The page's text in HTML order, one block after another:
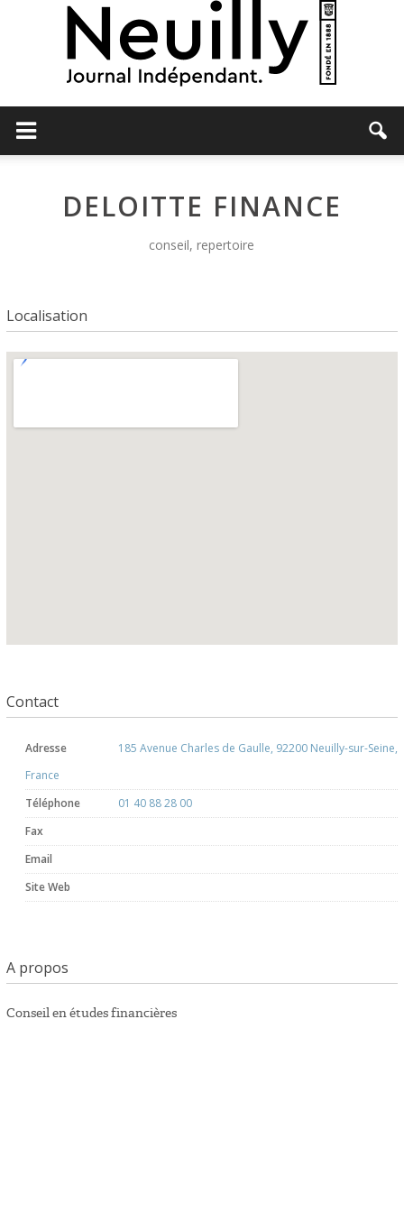
Journal
DELOITTE FINANCE
conseil, repertoire
Localisation
Contact
Adresse
185 Avenue Charles de Gaulle, 92200 Neuilly-sur-Seine,
France
Téléphone
01 40 88 28 00
Fax
Email
Site Web
A propos
Conseil en études financières